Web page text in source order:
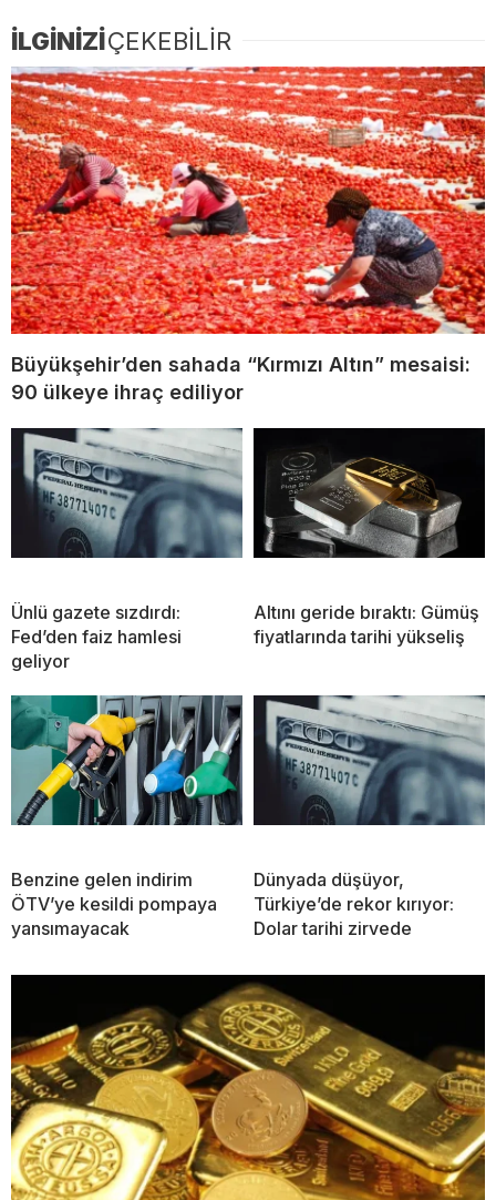
İLGİNİZİÇEKEBİLİR
Büyükşehir’den sahada “Kırmızı Altın” mesaisi:
90 ülkeye ihraç ediliyor
Ünlü gazete sızdırdı:
Fed’den faiz hamlesi
geliyor
Altını geride bıraktı: Gümüş
fiyatlarında tarihi yükseliş
Benzine gelen indirim
ÖTV’ye kesildi pompaya
yansımayacak
Dünyada düşüyor,
Türkiye’de rekor kırıyor:
Dolar tarihi zirvede